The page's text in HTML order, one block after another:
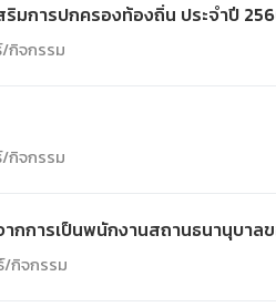
การปกครองท้องถิ่น ประจำปี
/กิจกรรม
/กิจกรรม
ากการเป็นพนักงานสถานธนานุบ
/กิจกรรม